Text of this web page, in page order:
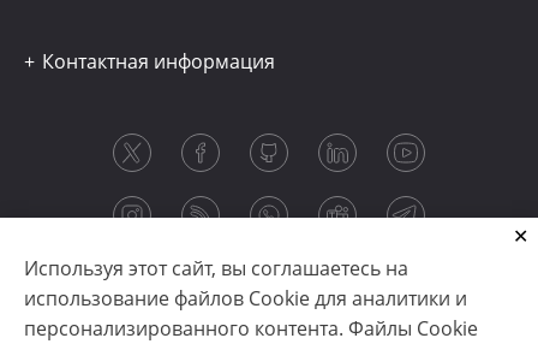
Используя этот сайт, вы соглашаетесь на
использование файлов Cookie для аналитики и
персонализированного контента. Файлы Cookie
Контактная информация